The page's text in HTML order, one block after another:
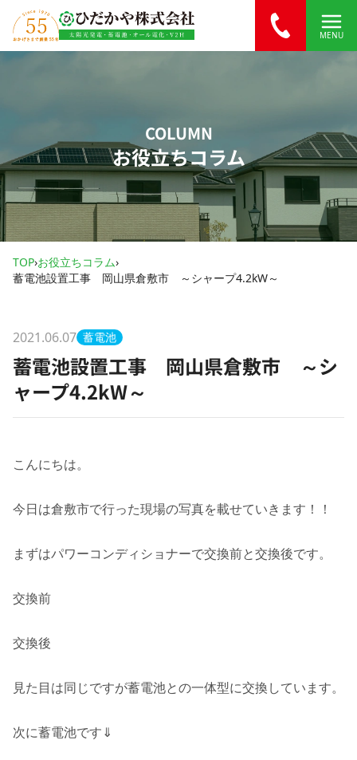
内容をスキップ
MENU
COLUMN
お役立ちコラム
TOP›お役立ちコラム›
蓄電池設置工事 岡山県倉敷市 ～シャープ4.2kW～
2021.06.07 蓄電池
蓄電池設置工事 岡山県倉敷市 ～シ
ャープ4.2kW～
こんにちは。
今日は倉敷市で行った現場の写真を載せていきます！！
まずはパワーコンディショナーで交換前と交換後です。
交換前
交換後
見た目は同じですが蓄電池との一体型に交換しています。
次に蓄電池です⇓